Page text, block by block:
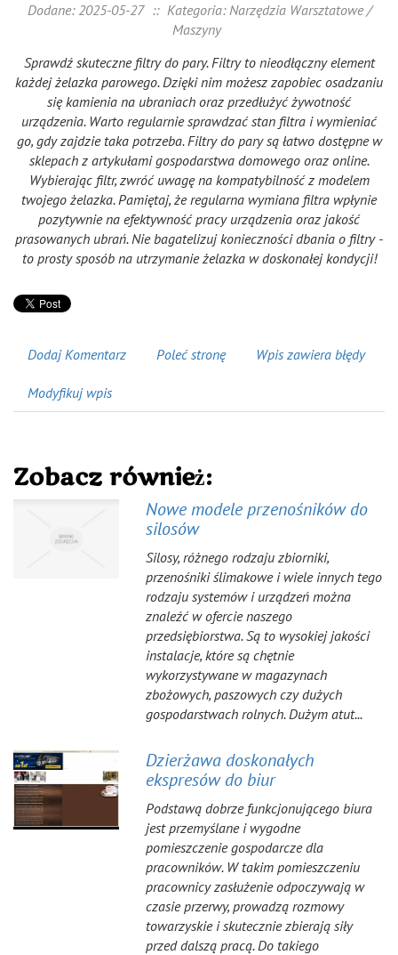
Dodane: 2025-05-27 :: Kategoria: Narzędzia Warsztatowe /
Maszyny
Sprawdź skuteczne filtry do pary. Filtry to nieodłączny element
każdej żelazka parowego. Dzięki nim możesz zapobiec osadzaniu
się kamienia na ubraniach oraz przedłużyć żywotność
urządzenia. Warto regularnie sprawdzać stan filtra i wymieniać
go, gdy zajdzie taka potrzeba. Filtry do pary są łatwo dostępne w
sklepach z artykułami gospodarstwa domowego oraz online.
Wybierając filtr, zwróć uwagę na kompatybilność z modelem
twojego żelazka. Pamiętaj, że regularna wymiana filtra wpłynie
pozytywnie na efektywność pracy urządzenia oraz jakość
prasowanych ubrań. Nie bagatelizuj konieczności dbania o filtry -
to prosty sposób na utrzymanie żelazka w doskonałej kondycji!
Dodaj Komentarz Poleć stronę Wpis zawiera błędy
Modyfikuj wpis
Zobacz również:
Nowe modele przenośników do
silosów
Silosy, różnego rodzaju zbiorniki,
przenośniki ślimakowe i wiele innych tego
rodzaju systemów i urządzeń można
znaleźć w ofercie naszego
przedsiębiorstwa. Są to wysokiej jakości
instalacje, które są chętnie
wykorzystywane w magazynach
zbożowych, paszowych czy dużych
gospodarstwach rolnych. Dużym atut...
Dzierżawa doskonałych
ekspresów do biur
Podstawą dobrze funkcjonującego biura
jest przemyślane i wygodne
pomieszczenie gospodarcze dla
pracowników. W takim pomieszczeniu
pracownicy zasłużenie odpoczywają w
czasie przerwy, prowadzą rozmowy
towarzyskie i skutecznie zbierają siły
przed dalszą pracą. Do takiego